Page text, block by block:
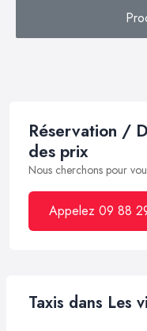
Réservation /
des prix
Nous cherchons pour
Appelez 09 88
Taxis dans Les